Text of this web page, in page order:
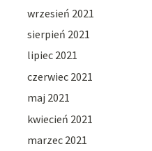
wrzesień 2021
sierpień 2021
lipiec 2021
czerwiec 2021
maj 2021
kwiecień 2021
marzec 2021